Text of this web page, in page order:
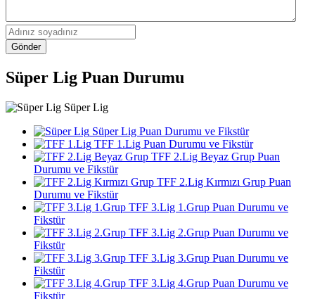
Gönder
Süper Lig Puan Durumu
Süper Lig
Süper Lig Puan Durumu ve Fikstür
TFF 1.Lig Puan Durumu ve Fikstür
TFF 2.Lig Beyaz Grup Puan
Durumu ve Fikstür
TFF 2.Lig Kırmızı Grup Puan
Durumu ve Fikstür
TFF 3.Lig 1.Grup Puan Durumu ve
Fikstür
TFF 3.Lig 2.Grup Puan Durumu ve
Fikstür
TFF 3.Lig 3.Grup Puan Durumu ve
Fikstür
TFF 3.Lig 4.Grup Puan Durumu ve
Fikstür